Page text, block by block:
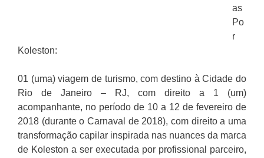
as
Po
r
Koleston:
01 (uma) viagem de turismo, com destino à Cidade do
Rio de Janeiro – RJ, com direito a 1 (um)
acompanhante, no período de 10 a 12 de fevereiro de
2018 (durante o Carnaval de 2018), com direito a uma
transformação capilar inspirada nas nuances da marca
de Koleston a ser executada por profissional parceiro,